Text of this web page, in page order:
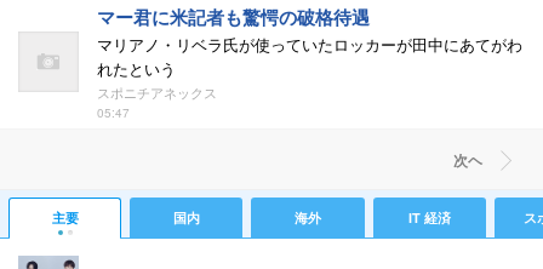
マー君に米記者も驚愕の破格待遇
マリアノ・リベラ氏が使っていたロッカーが田中にあてがわ
れたという
スポニチアネックス
05:47
次ヘ
主要 国内 海外 IT 経済 ス